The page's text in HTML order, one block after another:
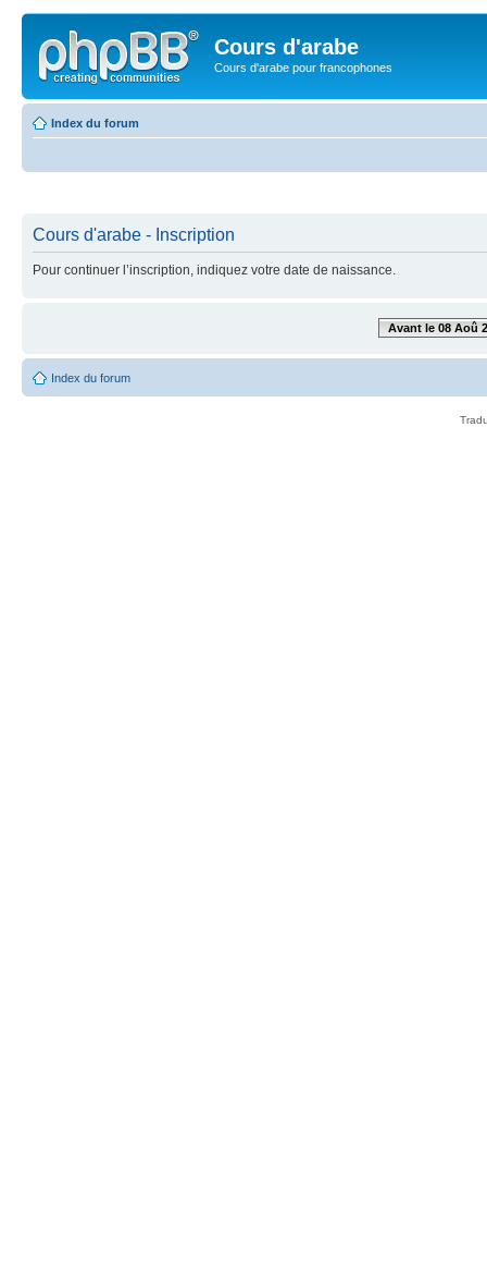
Cours d'arabe
Cours d'arabe pour francophones
Index du forum
Cours d'arabe - Inscription
Pour continuer l’inscription, indiquez votre date de naissance.
Avant le 08 Aoû
Index du forum